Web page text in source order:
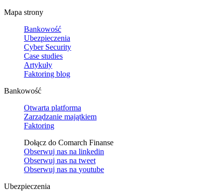
Mapa strony
Bankowość
Ubezpieczenia
Cyber Security
Case studies
Artykuły
Faktoring blog
Bankowość
Otwarta platforma
Zarządzanie majątkiem
Faktoring
Dołącz do Comarch Finanse
Obserwuj nas na linkedin
Obserwuj nas na tweet
Obserwuj nas na youtube
Ubezpieczenia